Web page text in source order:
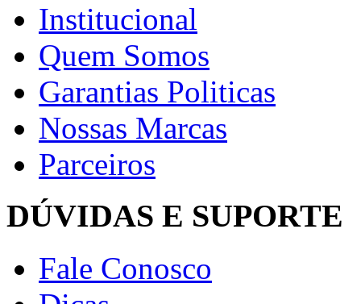
Institucional
Quem Somos
Garantias Politicas
Nossas Marcas
Parceiros
DÚVIDAS E SUPORTE
Fale Conosco